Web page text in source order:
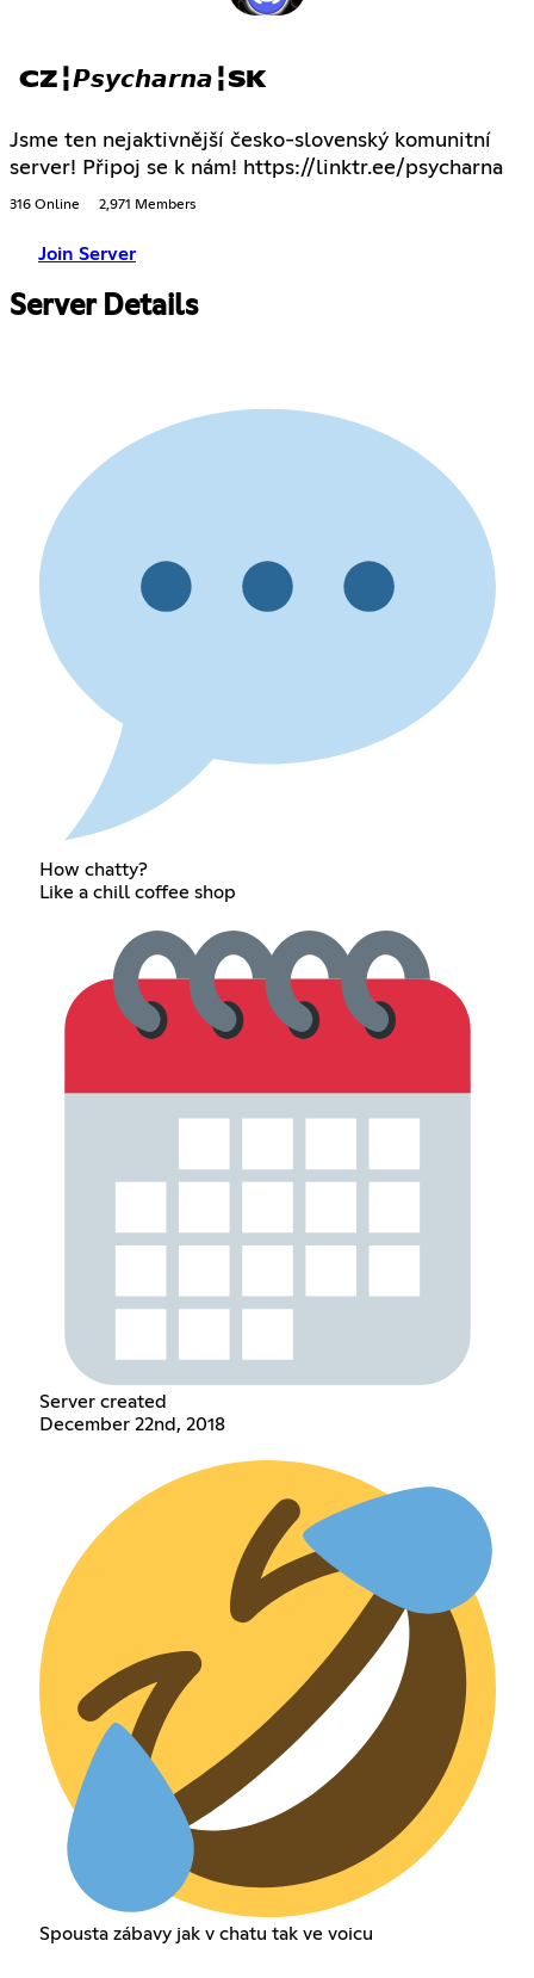
CZ╏𝙋𝙨𝙮𝙘𝙝𝙖𝙧𝙣𝙖╏SK
Jsme ten nejaktivnější česko-slovenský komunitní
server! Připoj se k nám! https://linktr.ee/psycharna
316 Online 2,971 Members
Join Server
Server Details
How chatty?
Like a chill coffee shop
Server created
December 22nd, 2018
Spousta zábavy jak v chatu tak ve voicu